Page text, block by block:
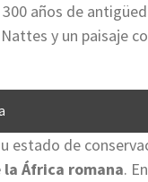
años de
y un paisaje
estado de
África romana.